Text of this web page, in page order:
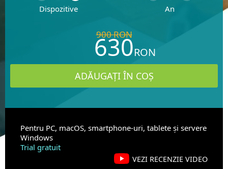
Dispozitive An
900RON
630RON
Pentru PC, macOS, smartphone-uri, tablete și servere
Windows
Trial gratuit
VEZI RECENZIE VIDEO